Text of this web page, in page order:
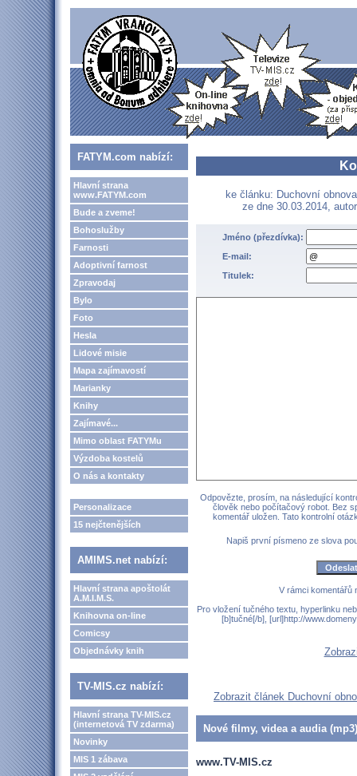
FATYM.com nabízí:
Hlavní strana
www.FATYM.com
Bude a zveme!
Bohoslužby
Farnosti
Adoptivní farnost
Zpravodaj
Bylo
Foto
Hesla
Lidové misie
Mapa zajímavostí
Marianky
Knihy
Zajímavé...
Mimo oblast FATYMu
Výzdoba kostelů
O nás a kontakty
Personalizace
15 nejčtenějších
AMIMS.net nabízí:
Hlavní strana apoštolát
A.M.I.M.S.
Knihovna on-line
Comicsy
Objednávky knih
TV-MIS.cz nabízí:
Hlavní strana TV-MIS.cz
(internetová TV zdarma)
Novinky
MIS 1 zábava
ke článku: Duchovní
ze dne 30.03.2014,
Jméno (přezdívka):
E-mail:
Titulek:
Odpovězte, prosím, na následující
člověk nebo počítačový robot. Bez
komentář uložen. Tato kontrolní
Napiš první písmeno ze slova
V rámci komentářů
Pro vložení tučného textu, hyperlinku
[b]tučné[/b], [url]http://
Zobrazit článek Duchovní
Nové filmy, videa a audia
www.TV-MIS.cz